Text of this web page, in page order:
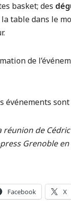
basket; des
table dans le
de
événements
réunion de
Grenoble en
Facebook X